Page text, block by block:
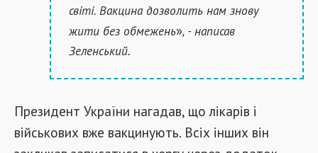
світі. Вакцина дозволить нам знову
жити без обмежень», - написав
Зеленський.
Президент України нагадав, що лікарів і
військових вже вакцинують. Всіх інших він